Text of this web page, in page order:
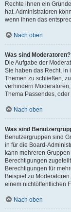
Rechte ihnen ein
hat. Administratoren
wenn ihnen das
Nach oben
Was sind Moderatoren?
Die Aufgabe der
Sie haben das Recht, in
Themen zu schließen,
verhindern
Thema Passendes,
Nach oben
Was sind
Benutzergruppen sind
in für die Board-
kann mehreren
Berechtigungen
Berechtigungen für
Beispiel zu
einem nichtöffentlichen
Nach oben